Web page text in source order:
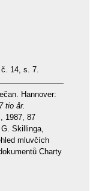
14, s. 7.
Hannover:
tio år.
1987, 87
Skillinga,
mluvčích
Charty